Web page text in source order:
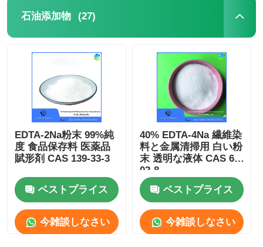
品質管理
ニュース
すべての場合
塩化物
石油添加物 (27)
EDTA-2Na粉末 99%純
度 食品保存料 医薬品
賦形剤 CAS 139-33-3
ベストプライス
今雑談しなさい
40% EDTA-4Na 繊維染
料と金属清掃用 白い粉
末 透明な液体 CAS 64-
02-8
ベストプライス
今雑談しなさい